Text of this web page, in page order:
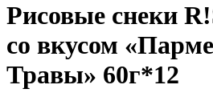
Рисовые снеки
со вкусом
Травы» 60г*12